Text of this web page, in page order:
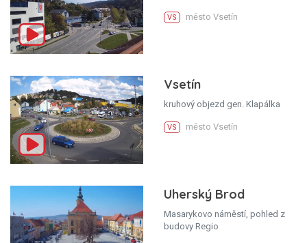
VS město Vsetín
Vsetín
kruhový objezd gen. Klapálka
VS město Vsetín
Uherský Brod
Masarykovo náměstí, pohled z
budovy Regio